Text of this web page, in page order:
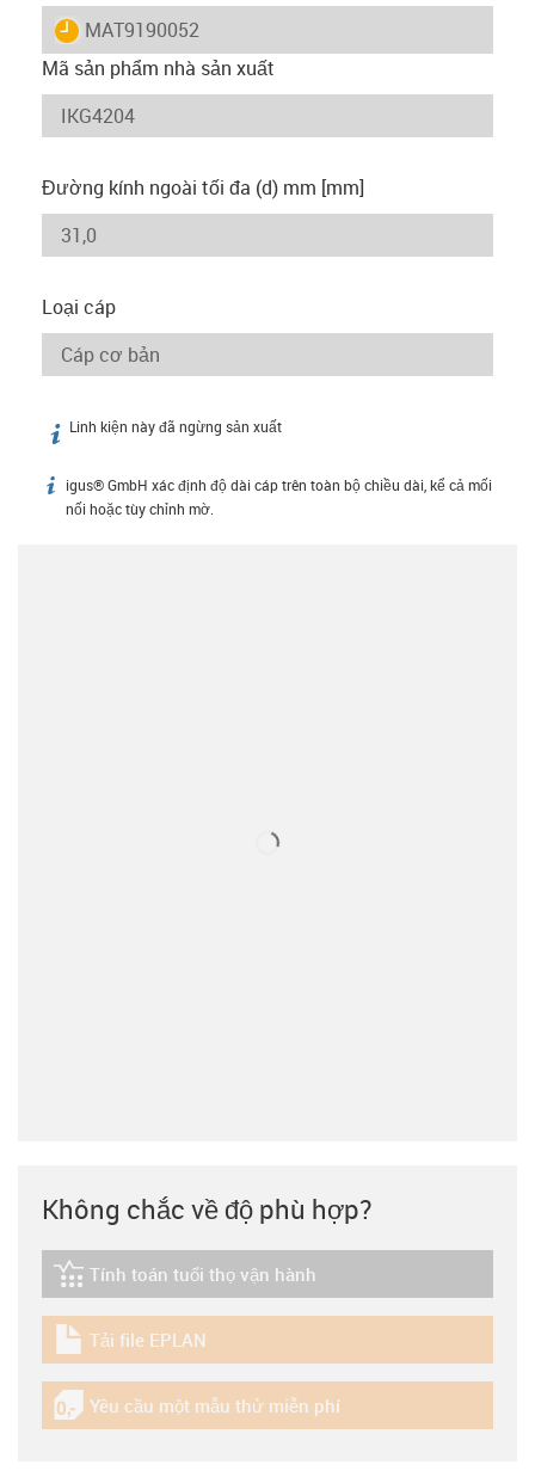
igus-icon-lieferzeit
MAT9190052
Mã sản phẩm nhà sản xuất
Đường kính ngoài tối đa (d) mm [mm]
Loại cáp
igus-icon-info
Linh kiện này đã ngừng sản xuất
igus-icon-info
igus® GmbH xác định độ dài cáp trên toàn bộ chiều dài, kể cả mối
nối hoặc tùy chỉnh mờ.
Không chắc về độ phù hợp?
igus-icon-lebensdauerrechner
Tính toán tuổi thọ vận hành
igus-icon-download-plan
Tải file EPLAN
igus-icon-gratismuster
Yêu cầu một mẫu thử miễn phí